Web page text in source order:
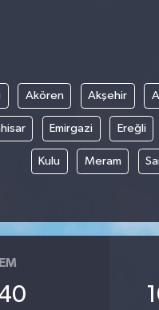
Akören Akşehir
Emirgazi Ereğli
Kulu Meram